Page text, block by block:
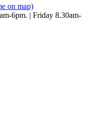
on map)
6pm. | Friday 8.30am-